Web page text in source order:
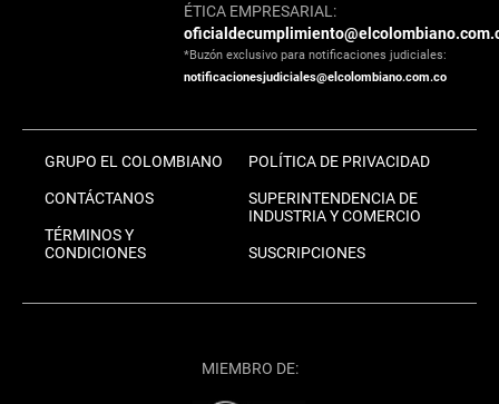
ÉTICA EMPRESARIAL:
*Buzón exclusivo para notificaciones judiciales:
notificacionesjudiciales@elcolombiano.com.co
GRUPO EL COLOMBIANO
CONTÁCTANOS
TÉRMINOS Y
CONDICIONES
POLÍTICA DE PRIVACIDAD
SUPERINTENDENCIA DE
INDUSTRIA Y COMERCIO
SUSCRIPCIONES
MIEMBRO DE: